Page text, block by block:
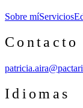
Sobre míServicios
Contacto
Idiomas